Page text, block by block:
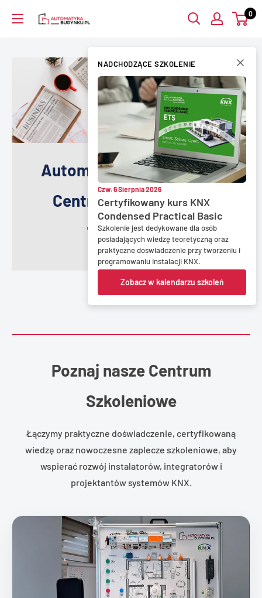
AutomatykaBudynku.pl 0
NADCHODZĄCE SZKOLENIE
Czw. 6 Sierpnia 2026
Certyfikowany kurs KNX
Condensed Practical Basic
Szkolenie jest dedykowane dla osób
posiadających wiedzę teoretyczną oraz
praktyczne doświadczenie przy tworzeniu i
programowaniu instalacji KNX.
Zobacz w kalendarzu szkoleń
AutomatykaBudynku.pl -
Centrum Szkoleniowe
Poznaj nasze Centrum
Szkoleniowe
Łączymy praktyczne doświadczenie, certyfikowaną
wiedzę oraz nowoczesne zaplecze szkoleniowe, aby
wspierać rozwój instalatorów, integratorów i
projektantów systemów KNX.